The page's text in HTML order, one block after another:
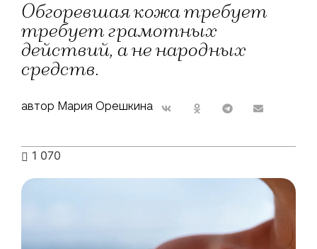
Обгоревшая кожа требует
требует грамотных
действий, а не народных
средств.
автор Мария Орешкина
1 070